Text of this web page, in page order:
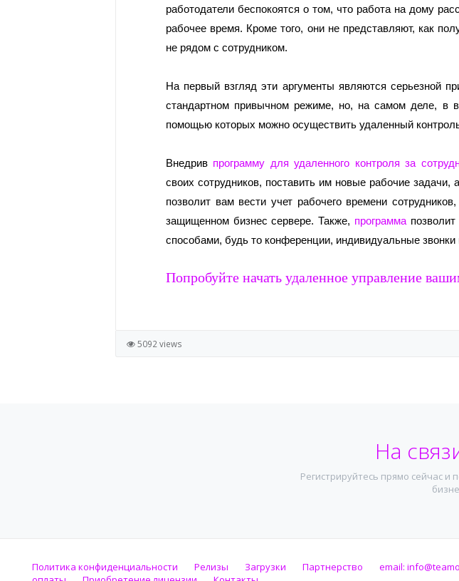
работодатели беспокоятся о том, что работа на дому
рабочее время. Кроме того, они не представляют, как
не рядом с сотрудником.
На первый взгляд эти аргументы являются серьезной
стандартном привычном режиме, но, на самом деле, в
помощью которых можно осуществить удаленный
Внедрив программу для удаленного контроля за
своих сотрудников, поставить им новые рабочие
позволит вам вести учет рабочего времени
защищенном бизнес сервере. Также, программа позволит
способами, будь то конференции, индивидуальные
Попробуйте начать удаленное управление
5092 views
На
Регистрируйтесь прямо сейчас
Политика конфиденциальности Релизы Загрузки Партнерство email: